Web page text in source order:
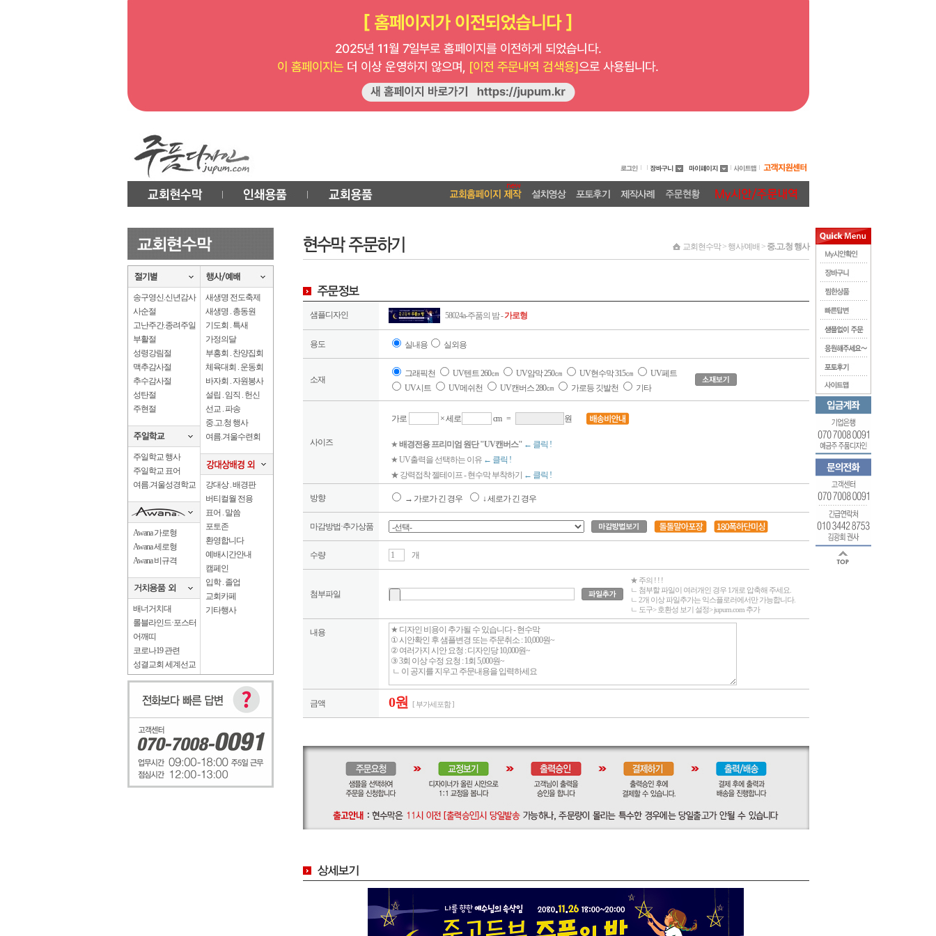
송구영신.신년감사
사순절
고난주간.종려주일
부활절
성령강림절
맥추감사절
추수감사절
성탄절
주현절
주일학교 행사
주일학교 표어
여름.겨울성경학교
Awana 가로형
Awana 세로형
Awana 비규격
배너거치대
롤블라인드·포스터
어깨띠
코로나19 관련
성결교회 세계선교
새생명 전도축제
새생명 . 총동원
기도회 . 특새
가정의달
부흥회 . 찬양집회
체육대회 . 운동회
바자회 . 자원봉사
설립 . 임직 . 헌신
선교 . 파송
중.고.청 행사
여름.겨울수련회
강대상 . 배경판
버티컬월 전용
표어 . 말씀
포토존
환영합니다
예배시간안내
캠페인
입학 . 졸업
교회카페
기타행사
교회현수막 > 행사/예배 > 중.고.청 행사
샘플디자인 58024a-주품의 밤 -가로형
용도 실내용 실외용
소재
그래픽천 UV텐트 260㎝ UV암막 250㎝ UV현수막 315㎝
UV페트
UV시트
UV메쉬천 UV캔버스 280㎝ 가로등 깃발천 기타
사이즈
가로 × 세로 cm = 원
★배경전용 프리미엄 원단 "UV캔버스" ← 클릭 !
★ UV출력을 선택하는 이유 ← 클릭 !
★ 강력접착 젤테이프 - 현수막 부착하기 ← 클릭 !
방향 → 가로가 긴 경우 ↓ 세로가 긴 경우
마감방법·추가상품
수량 개
첨부파일
★ 주의 ! ! !
ㄴ 첨부할 파일이 여러개인 경우 1개로 압축해 주세요.
ㄴ 2개 이상 파일추가는 익스플로러에서만 가능합니다.
ㄴ 도구> 호환성 보기 설정> jupum.com 추가
내용
금액 0원 [ 부가세포함 ]